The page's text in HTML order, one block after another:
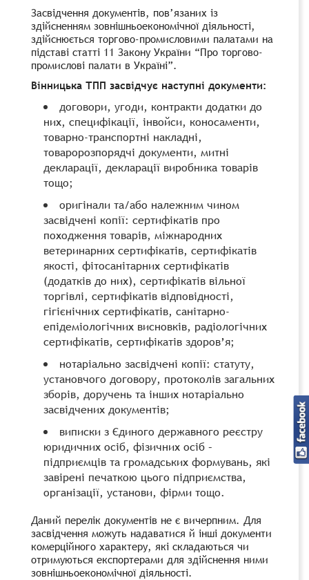
Засвідчення документів, пов’язаних із
здійсненням зовнішньоекономічної діяльності,
здійснюється торгово-промисловими палатами на
підставі статті 11 Закону України “Про торгово-
промислові палати в Україні”.
Вінницька ТПП засвідчує наступні документи:
договори, угоди, контракти додатки до
них, специфікації, інвойси, коносаменти,
товарно-транспортні накладні,
товаророзпорядчі документи, митні
декларації, декларації виробника товарів
тощо;
оригінали та/або належним чином
засвідчені копії: сертифікатів про
походження товарів, міжнародних
ветеринарних сертифікатів, сертифікатів
якості, фітосанітарних сертифікатів
(додатків до них), сертифікатів вільної
торгівлі, сертифікатів відповідності,
гігієнічних сертифікатів, санітарно-
епідеміологічних висновків, радіологічних
сертифікатів, сертифікатів здоров’я;
нотаріально засвідчені копії: статуту,
установчого договору, протоколів загальних
зборів, доручень та інших нотаріально
засвідчених документів;
виписки з Єдиного державного реєстру
юридичних осіб, фізичних осіб –
підприємців та громадських формувань, які
завірені печаткою цього підприємства,
організації, установи, фірми тощо.
Даний перелік документів не є вичерпним. Для
засвідчення можуть надаватися й інші документи
комерційного характеру, які складаються чи
отримуються експортерами для здійснення ними
зовнішньоекономічної діяльності.